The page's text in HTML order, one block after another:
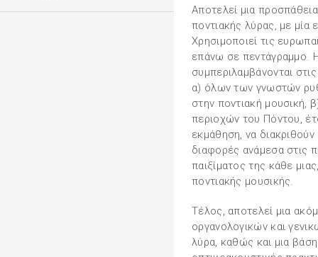
Αποτελεί μια
ποντιακής λύρας, με μία
Χρησιμοποιεί τις
επάνω σε πεντάγραμμο.
συμπεριλαμβάνονται
α) όλων των γνωστών
στην ποντιακή μουσική,
περιοχών του Πόντου,
εκμάθηση, να
διαφορές ανάμεσα στις
παιξίματος της κάθε
ποντιακής μουσικής.
Τέλος, αποτελεί μια
οργανολογικών και
λύρα, καθώς και μια